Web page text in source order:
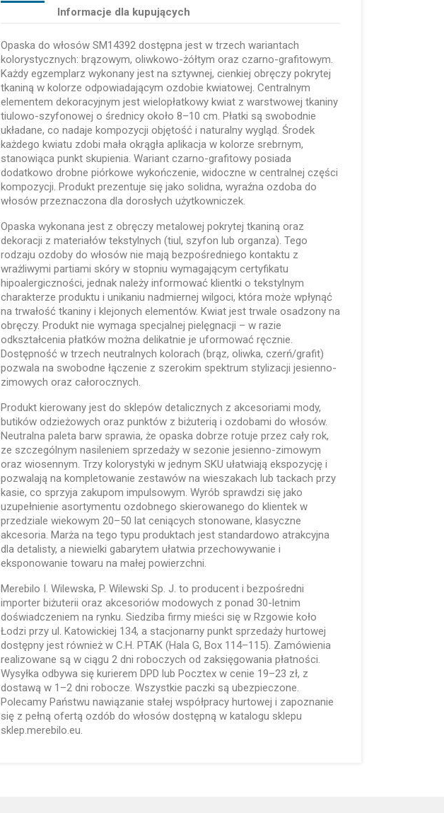
Informacje dla kupujących
Opaska do włosów SM14392 dostępna jest w trzech wariantach
kolorystycznych: brązowym, oliwkowo-żółtym oraz czarno-grafitowym.
Każdy egzemplarz wykonany jest na sztywnej, cienkiej obręczy pokrytej
tkaniną w kolorze odpowiadającym ozdobie kwiatowej. Centralnym
elementem dekoracyjnym jest wielopłatkowy kwiat z warstwowej tkaniny
tiulowo-szyfonowej o średnicy około 8–10 cm. Płatki są swobodnie
układane, co nadaje kompozycji objętość i naturalny wygląd. Środek
każdego kwiatu zdobi mała okrągła aplikacja w kolorze srebrnym,
stanowiąca punkt skupienia. Wariant czarno-grafitowy posiada
dodatkowo drobne piórkowe wykończenie, widoczne w centralnej części
kompozycji. Produkt prezentuje się jako solidna, wyraźna ozdoba do
włosów przeznaczona dla dorosłych użytkowniczek.
Opaska wykonana jest z obręczy metalowej pokrytej tkaniną oraz
dekoracji z materiałów tekstylnych (tiul, szyfon lub organza). Tego
rodzaju ozdoby do włosów nie mają bezpośredniego kontaktu z
wrażliwymi partiami skóry w stopniu wymagającym certyfikatu
hipoalergiczności, jednak należy informować klientki o tekstylnym
charakterze produktu i unikaniu nadmiernej wilgoci, która może wpłynąć
na trwałość tkaniny i klejonych elementów. Kwiat jest trwale osadzony na
obręczy. Produkt nie wymaga specjalnej pielęgnacji – w razie
odkształcenia płatków można delikatnie je uformować ręcznie.
Dostępność w trzech neutralnych kolorach (brąz, oliwka, czerń/grafit)
pozwala na swobodne łączenie z szerokim spektrum stylizacji jesienno-
zimowych oraz całorocznych.
Produkt kierowany jest do sklepów detalicznych z akcesoriami mody,
butików odzieżowych oraz punktów z biżuterią i ozdobami do włosów.
Neutralna paleta barw sprawia, że opaska dobrze rotuje przez cały rok,
ze szczególnym nasileniem sprzedaży w sezonie jesienno-zimowym
oraz wiosennym. Trzy kolorystyki w jednym SKU ułatwiają ekspozycję i
pozwalają na kompletowanie zestawów na wieszakach lub tackach przy
kasie, co sprzyja zakupom impulsowym. Wyrób sprawdzi się jako
uzupełnienie asortymentu ozdobnego skierowanego do klientek w
przedziale wiekowym 20–50 lat ceniących stonowane, klasyczne
akcesoria. Marża na tego typu produktach jest standardowo atrakcyjna
dla detalisty, a niewielki gabarytem ułatwia przechowywanie i
eksponowanie towaru na małej powierzchni.
Merebilo I. Wilewska, P. Wilewski Sp. J. to producent i bezpośredni
importer biżuterii oraz akcesoriów modowych z ponad 30-letnim
doświadczeniem na rynku. Siedziba firmy mieści się w Rzgowie koło
Łodzi przy ul. Katowickiej 134, a stacjonarny punkt sprzedaży hurtowej
dostępny jest również w C.H. PTAK (Hala G, Box 114–115). Zamówienia
realizowane są w ciągu 2 dni roboczych od zaksięgowania płatności.
Wysyłka odbywa się kurierem DPD lub Pocztex w cenie 19–23 zł, z
dostawą w 1–2 dni robocze. Wszystkie paczki są ubezpieczone.
Polecamy Państwu nawiązanie stałej współpracy hurtowej i zapoznanie
się z pełną ofertą ozdób do włosów dostępną w katalogu sklepu
sklep.merebilo.eu.